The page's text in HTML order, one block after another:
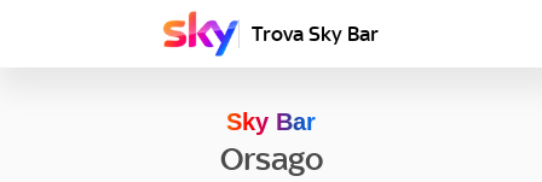
Trova Sky Bar
Sky Bar
Orsago